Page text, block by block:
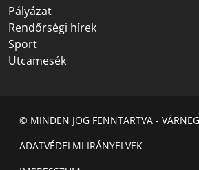
Pályázat
Rendőrségi hírek
Sport
Utcamesék
© MINDEN JOG FENNTARTVA -
ADATVÉDELMI IRÁNYELVEK